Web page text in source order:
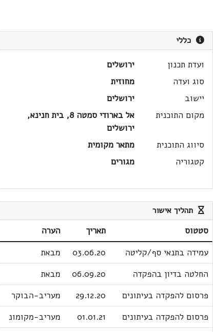
כללי
ועדת תכנון
ירושלים
סוג ועדה
מחוזית
יישוב
ירושלים
מקום התוכנית
אל בארודי סמטה 8, בית חנינא,
ירושלים
סיווג התוכנית
מתאר מקומית
קטגוריה
מגורים
תהליך אישור
סטטוס תאריך
הערה
עמידה בתנאי סף/קליטה
03.06.20
מבאת
החלטה בדיון בהפקדה
06.09.20
מבאת
פרסום להפקדה בעיתונים
29.12.20
מעריב-הבוקר
פרסום להפקדה בעיתונים
01.01.21
מעריב-מקומונ